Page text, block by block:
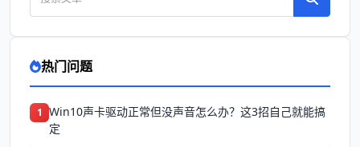
热门问题
1 Win10声卡驱动正常但没声音怎么办？这3招自己就能搞
定